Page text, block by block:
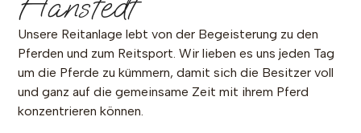
Für Dich und
Dein Pferd
Unsere Reitanlage lebt von der Begeisterung zu den
Pferden und zum Reitsport. Wir lieben es uns jeden Tag
um die Pferde zu kümmern, damit sich die Besitzer voll
und ganz auf die gemeinsame Zeit mit ihrem Pferd
konzentrieren können.